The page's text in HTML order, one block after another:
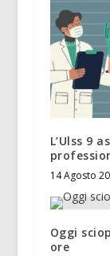
L’Ulss 9
14 Agosto
Oggi
ore